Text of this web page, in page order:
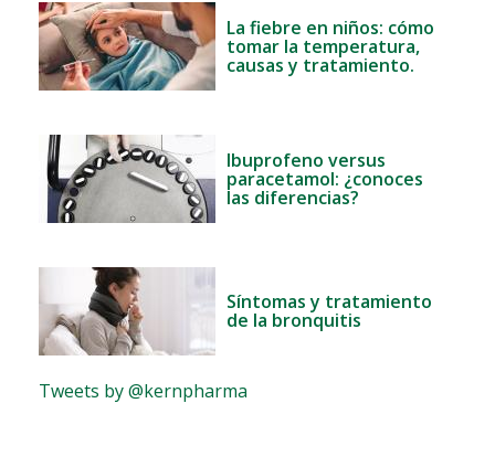
La fiebre en niños: cómo
tomar la temperatura,
causas y tratamiento.
Ibuprofeno versus
paracetamol: ¿conoces
las diferencias?
Síntomas y tratamiento
de la bronquitis
Tweets by @kernpharma